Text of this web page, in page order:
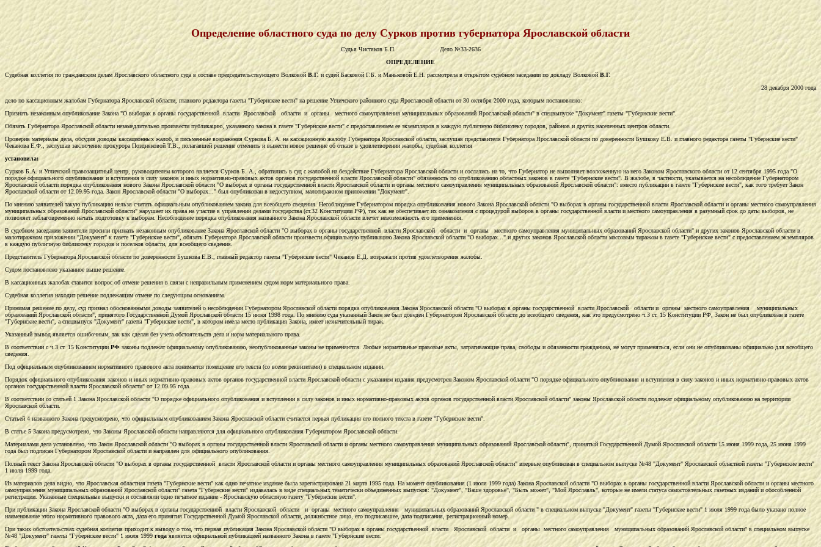
Определение областного суда по делу Сурков против губернатора Ярославской области
Судья Чистяков Б.П. Дело №33-2636
ОПРЕДЕЛЕНИЕ
Судебная коллегия по гражданским делам Ярославского областного суда в составе председательствующего Волковой В.Г. и судей Басковой Г.Б. и Маньковой Е.Н. рассмотрела в открытом судебном заседании по докладу ВолковойВ.Г.
28 декабря 2000 года
дело по кассационным жалобам Губернатора Ярославской области, главного редактора газеты "Губернские вести" на решение Угличского районного суда Ярославской области от 30 октября 2000 года, которым постановлено:
Признать незаконным опубликование Закона "О выборах в органы государственной власти Ярославской области и органы местного самоуправления муниципальных образований Ярославской области" в спецвыпуске "Документ" газеты "Губернские вести".
Обязать Губернатора Ярославской области незамедлительно произвести публикацию, указанного закона в газете "Губернские вести" с предоставлением ее экземпляров в каждую публичную библиотеку городов, районов и других населенных центров области.
Проверив материалы дела, обсудив доводы кассационных жалоб, и письменные возражения Суркова Б. А. на кассационную жалобу Губернатора Ярославской области, заслушав представителя Губернатора Ярославской области по доверенности Бушкову Е.В. и главного редактора газеты "Губернские вести"
Чеканова Е.Ф., заслушав заключение прокурора Поздняковой Т.В., полагавшей решение отменить и вынести новое решение об отказе в удовлетворении жалобы, судебная коллегия
установила:
Сурков Б.А. и Угличский правозащитный центр, руководителем которого является Сурков Б. А., обратились в суд с жалобой на бездействие Губернатора Ярославской области и сослались на то, что Губернатор не выполняет возложенную на него Законом Ярославского области от 12 сентября 1995 года "О
порядке официального опубликования и вступления в силу законов и иных нормативно-правовых актов органов государственной власти Ярославской области" обязанность по опубликованию областных законов в газете "Губернские вести". В жалобе, в частности, указывается на несоблюдение Губернатором
Ярославской области порядка опубликования нового Закона Ярославской области "О выборах в органы государственной власти Ярославской области и органы местного самоуправления муниципальных образований Ярославской области": вместо публикации в газете "Губернские вести", как того требует Закон
Ярославской области от 12.09.95 года. Закон Ярославской области "О выборах..." был опубликован в недоступном, малотиражном приложении "Документ".
По мнению заявителей такую публикацию нельзя считать официальным опубликованием закона для всеобщего сведения. Несоблюдение Губернатором порядка опубликования нового Закона Ярославской области "О выборах в органы государственной власти Ярославской области и органы местного самоуправления
муниципальных образований Ярославской области" нарушает их права на участие в управлении делами государства (ст.32 Конституции РФ), так как не обеспечивает их ознакомления с процедурой выборов в органы государственной власти и местного самоуправления в разумный срок до даты выборов, не
позволяет заблаговременно начать подготовку к выборам. Несоблюдение порядка опубликования названного Закона Ярославской области влечет невозможность его применения.
В судебном заседании заявители просили признать незаконным опубликование Закона Ярославской области "О выборах в органы государственной власти Ярославской области и органы местного самоуправления муниципальных образований Ярославской области" и других законов Ярославской области в
малотиражном приложении "Документ" к газете "Губернские вести", обязать Губернатора Ярославской области произвести официальную публикацию Закона Ярославской области "О выборах..." и других законов Ярославской области массовым тиражом в газете "Губернские вести" с предоставлением экземпляров
в каждую публичную библиотеку городов и поселков области, для всеобщего сведения.
Представитель Губернатора Ярославской области по доверенности Бушкова Е.В., главный редактор газеты "Губернские вести" Чеканов Е.Д. возражали против удовлетворения жалобы.
Судом постановлено указанное выше решение.
В кассационных жалобах ставится вопрос об отмене решения в связи с неправильным применением судом норм материального права.
Судебная коллегия находит решение подлежащим отмене по следующим основаниям.
Принимая решение по делу, суд признал обоснованными доводы заявителей о несоблюдении Губернатором Ярославской области порядка опубликования Закона Ярославской области "О выборах в органы государственной власти Ярославской области и органы местного самоуправления муниципальных
образований Ярославской области", принятого Государственной Думой Ярославской области 15 июня 1998 года. По мнению суда указанный Закон не был доведен Губернатором Ярославской области до всеобщего сведения, как это предусмотрено ч.З ст. 15 Конституции РФ, Закон не был опубликован в газете
"Губернские вести", а спецвыпуск "Документ" газеты "Губернские вести", в котором имела место публикация Закона, имеет незначительный тираж.
Указанный вывод является ошибочным, так как сделан без учета обстоятельств дела и норм материального права.
В соответствии с ч.З ст. 15 Конституции РФ законы подлежат официальному опубликованию, неопубликованные законы не применяются. Любые нормативные правовые акты, затрагивающие права, свободы и обязанности гражданина, не могут применяться, если они не опубликованы официально для всеобщего
сведения.
Под официальным опубликованием нормативного правового акта понимается помещение его текста (со всеми реквизитами) в специальном издании.
Порядок официального опубликования законов и иных нормативно-правовых актов органов государственной власти Ярославской области с указанием издания предусмотрен Законом Ярославской области "О порядке официального опубликования и вступления в силу законов и иных нормативно-правовых актов
органов государственной власти Ярославской области" от 12.09.95 года.
В соответствии со статьей 1 Закона Ярославской области "О порядке официального опубликования и вступлении в силу законов и иных нормативно-правовых актов органов государственной власти Ярославской области" законы Ярославской области подлежат официальному опубликованию на территории
Ярославской области.
Статьей 4 названного Закона предусмотрено, что официальным опубликованием Закона Ярославской области считается первая публикация его полного текста в газете "Губернские вести".
В статье 5 Закона предусмотрено, что Законы Ярославской области направляются для официального опубликования Губернатором Ярославской области.
Материалами дела установлено, что Закон Ярославской области "О выборах в органы государственной власти Ярославской области и органы местного самоуправления муниципальных образований Ярославской области", принятый Государственной Думой Ярославской области 15 июня 1999 года, 25 июня 1999
года был подписан Губернатором Ярославской области и направлен для официального опубликования.
Полный текст Закона Ярославской области "О выборах в органы государственной власти Ярославской области и органы местного самоуправления муниципальных образований Ярославской области" впервые опубликован в специальном выпуске №48 "Документ" Ярославской областной газеты "Губернские вести"
1 июля 1999 года.
Из материалов дела видно, что Ярославская областная газета "Губернские вести" как одно печатное издание была зарегистрирована 21 марта 1995 года. На момент опубликования (1 июля 1999 года) Закона Ярославской области "О выборах в органы государственной власти Ярославской области и органы местного
самоуправления муниципальных образований Ярославской области" газета "Губернские вести" издавалась в виде специальных тематически объединенных выпусков: "Документ", "Ваше здоровье", "Быть может", "Мой Ярославль", которые не имели статуса самостоятельных газетных изданий и обособленной
регистрации. Указанные специальные выпуски и составляли одно печатное издание - Ярославскую областную газету "Губернские вести".
При публикации Закона Ярославской области "О выборах в органы государственной власти Ярославской области и органы местного самоуправления муниципальных образований Ярославской области " в специальном выпуске "Документ" газеты "Губернские вести" 1 июля 1999 года было указано полное
наименование этого нормативного правового акта, дата его принятия Государственной Думой Ярославской области, должностное лицо, его подписавшее, дата подписания, регистрационный номер.
При таких обстоятельствах судебная коллегия приходит к выводу о том, что первая публикация Закона Ярославской области "О выборах в органы государственной власти Ярославской области и органы местного самоуправления муниципальных образований Ярославской области" в специальном выпуске
№48 "Документ" газеты "Губернские вести" 1 июля 1999 годаявляется официальной публикацией названного Закона в газете "Губернские вести.